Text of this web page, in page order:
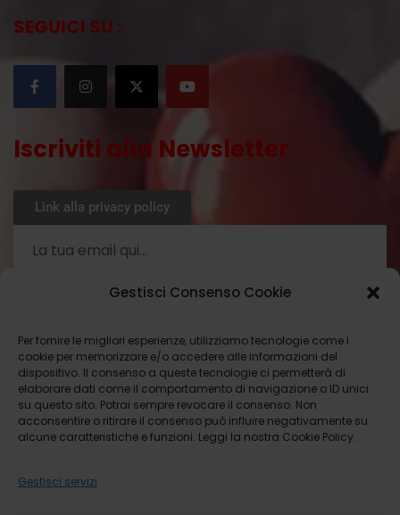
Gestisci Consenso Cookie
Per fornire le migliori esperienze, utilizziamo tecnologie come i
cookie per memorizzare e/o accedere alle informazioni del
dispositivo. Il consenso a queste tecnologie ci permetterà di
elaborare dati come il comportamento di navigazione o ID unici
su questo sito. Potrai sempre revocare il consenso. Non
acconsentire o ritirare il consenso può influire negativamente su
alcune caratteristiche e funzioni. Leggi la nostra Cookie Policy.
Gestisci servizi
SEGUICI SU :
Iscriviti alla Newsletter
Link alla privacy policy
ISCRIVITI ORA